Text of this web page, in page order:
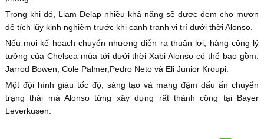
Trong khi đó, Liam Delap nhiều khả năng sẽ được đem cho mượn
để tích lũy kinh nghiệm trước khi cạnh tranh vị trí dưới thời Alonso.
Nếu mọi kế hoạch chuyển nhượng diễn ra thuận lợi, hàng công lý
tưởng của Chelsea mùa tới dưới thời Xabi Alonso có thể bao gồm:
Jarrod Bowen, Cole Palmer,Pedro Neto và Eli Junior Kroupi.
Một đội hình giàu tốc độ, sáng tạo và mang đậm dấu ấn chuyển
trạng thái mà Alonso từng xây dựng rất thành công tại Bayer
Leverkusen.